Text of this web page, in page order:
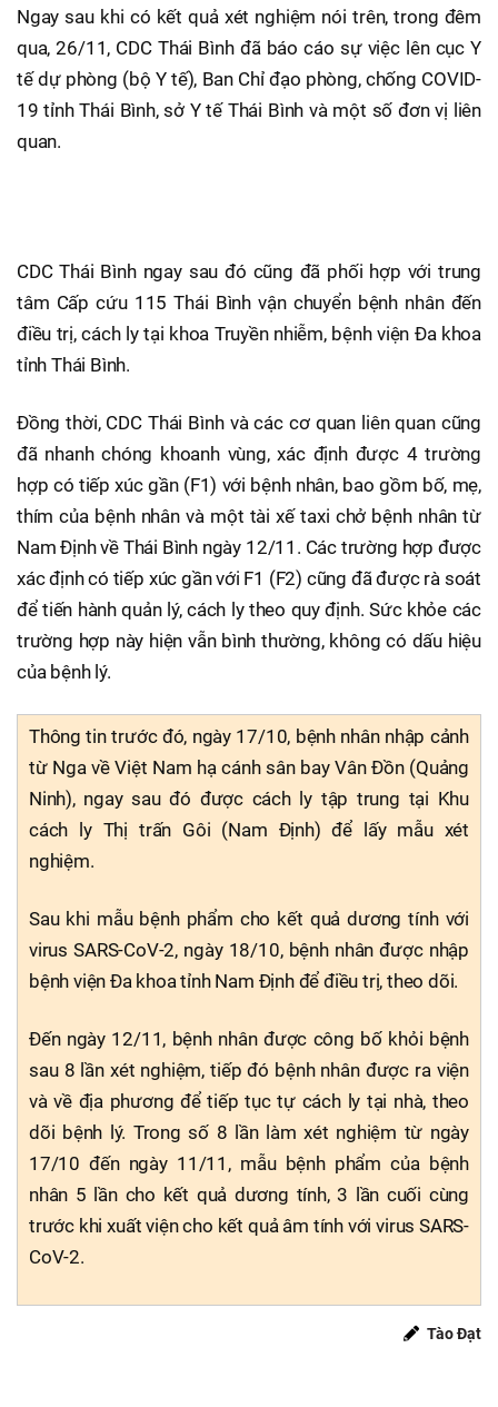
Ngay sau khi có kết quả xét nghiệm nói trên, trong đêm
qua, 26/11, CDC Thái Bình đã báo cáo sự việc lên cục Y
tế dự phòng (bộ Y tế), Ban Chỉ đạo phòng, chống COVID-
19 tỉnh Thái Bình, sở Y tế Thái Bình và một số đơn vị liên
quan.
CDC Thái Bình ngay sau đó cũng đã phối hợp với trung
tâm Cấp cứu 115 Thái Bình vận chuyển bệnh nhân đến
điều trị, cách ly tại khoa Truyền nhiễm, bệnh viện Đa khoa
tỉnh Thái Bình.
Đồng thời, CDC Thái Bình và các cơ quan liên quan cũng
đã nhanh chóng khoanh vùng, xác định được 4 trường
hợp có tiếp xúc gần (F1) với bệnh nhân, bao gồm bố, mẹ,
thím của bệnh nhân và một tài xế taxi chở bệnh nhân từ
Nam Định về Thái Bình ngày 12/11. Các trường hợp được
xác định có tiếp xúc gần với F1 (F2) cũng đã được rà soát
để tiến hành quản lý, cách ly theo quy định. Sức khỏe các
trường hợp này hiện vẫn bình thường, không có dấu hiệu
của bệnh lý.
Thông tin trước đó, ngày 17/10, bệnh nhân nhập cảnh
từ Nga về Việt Nam hạ cánh sân bay Vân Đồn (Quảng
Ninh), ngay sau đó được cách ly tập trung tại Khu
cách ly Thị trấn Gôi (Nam Định) để lấy mẫu xét
nghiệm.
Sau khi mẫu bệnh phẩm cho kết quả dương tính với
virus SARS-CoV-2, ngày 18/10, bệnh nhân được nhập
bệnh viện Đa khoa tỉnh Nam Định để điều trị, theo dõi.
Đến ngày 12/11, bệnh nhân được công bố khỏi bệnh
sau 8 lần xét nghiệm, tiếp đó bệnh nhân được ra viện
và về địa phương để tiếp tục tự cách ly tại nhà, theo
dõi bệnh lý. Trong số 8 lần làm xét nghiệm từ ngày
17/10 đến ngày 11/11, mẫu bệnh phẩm của bệnh
nhân 5 lần cho kết quả dương tính, 3 lần cuối cùng
trước khi xuất viện cho kết quả âm tính với virus SARS-
CoV-2.
Tào Đạt